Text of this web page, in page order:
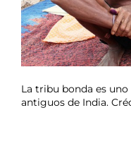
La tribu bonda es
antiguos de India.